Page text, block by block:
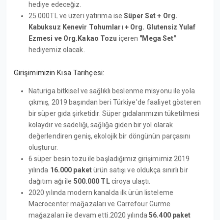
hediye edeceğiz.
25.000TL ve üzeri yatırıma iseSüper Set + Org.
Kabuksuz Kenevir Tohumları + Org. Glutensiz Yulaf
Ezmesi ve Org.Kakao Tozu içeren "Mega Set"
hediyemiz olacak.
Girişimimizin Kısa Tarihçesi:
Naturiga bitkisel ve sağlıklı beslenme misyonu ile yola
çıkmış, 2019 başından beri Türkiye'de faaliyet gösteren
bir süper gıda şirketidir. Süper gıdalarımızın tüketilmesi
kolaydır ve sadeliği, sağlığa giden bir yol olarak
değerlendiren geniş, ekolojik bir döngünün parçasını
oluşturur.
6 süper besin tozu ile başladığımız girişimimiz 2019
yılında 16.000 paketürün satışı ve oldukça sınırlı bir
dağıtım ağı ile 500.000 TLciroya ulaştı.
2020 yılında modern kanalda ilk ürün listeleme
Macrocenter mağazaları ve Carrefour Gurme
mağazaları ile devam etti.2020 yılında56.400 paket